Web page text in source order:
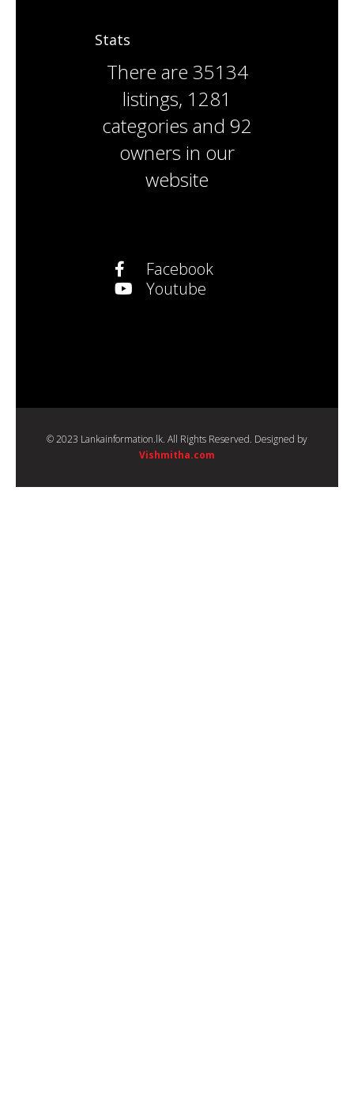
Stats
There are 35134
listings, 1281
categories and 92
owners in our
website
Facebook
Youtube
© 2023 Lankainformation.lk. All Rights Reserved. Designed by
Vishmitha.com